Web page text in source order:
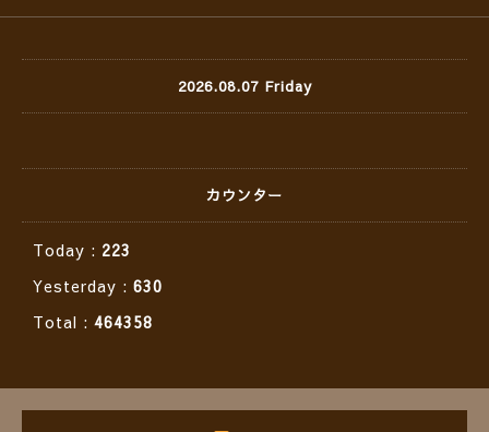
2026.08.07 Friday
カウンター
Today : 223
Yesterday : 630
Total : 464358